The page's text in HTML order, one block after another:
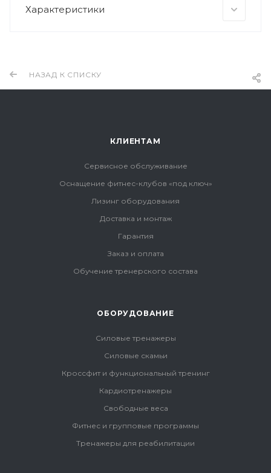
Характеристики
НАЗАД К СПИСКУ
КЛИЕНТАМ
Сервисное обслуживание
Оснащение фитнес-клубов «под ключ»
Лизинг оборудования
Доставка и монтаж
Гарантия
Заказ и оплата
Обучение тренерского состава
ОБОРУДОВАНИЕ
Силовые тренажеры
Силовые скамьи
Кроссфит и функциональный тренинг
Кардиотренажеры
Свободные веса
Фитнес и групповые программы
Тренажеры для реабилитации